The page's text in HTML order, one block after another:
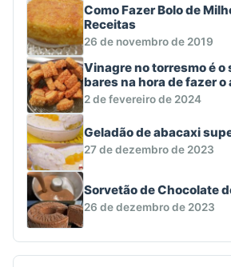
Como Fazer Bolo de
Receitas
26 de novembro de 2019
Vinagre no torresmo é o
bares na hora de fazer
crocante
2 de fevereiro de 2024
Geladão de abacaxi
27 de dezembro de 2023
Sorvetão de Chocolate
26 de dezembro de 2023